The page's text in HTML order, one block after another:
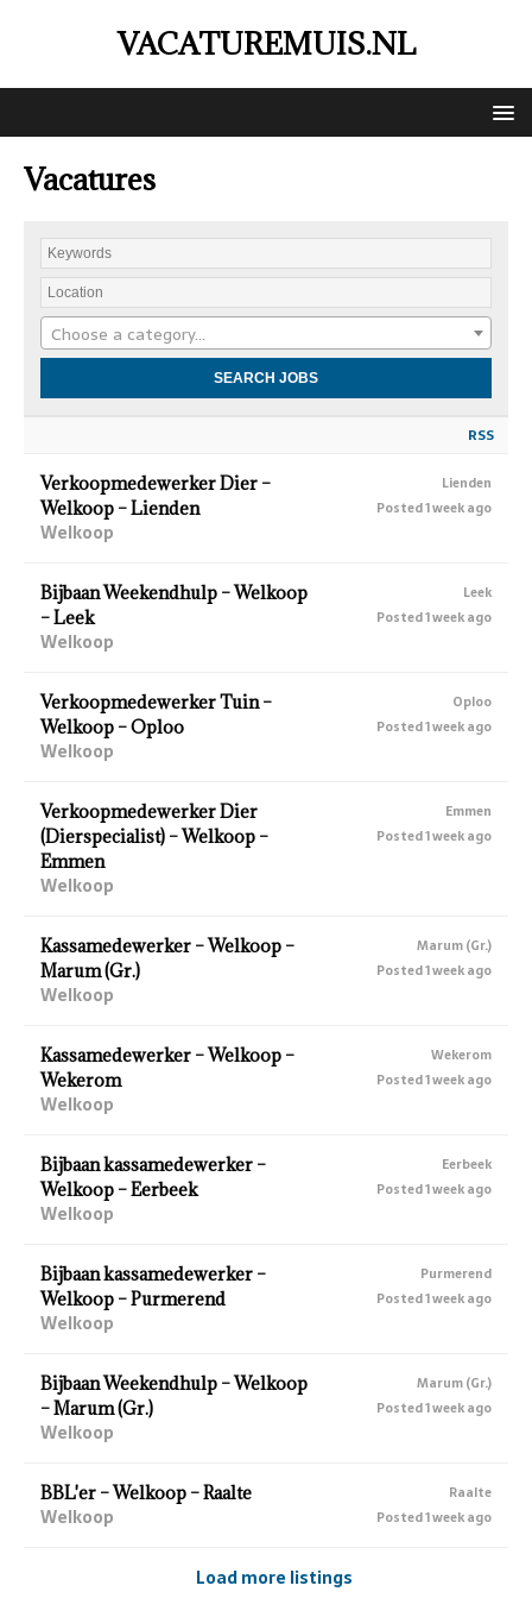
VACATUREMUIS.NL
Vacatures
Choose a category…
RSS
Verkoopmedewerker Dier –
Welkoop – Lienden
Welkoop
Lienden
Posted 1 week ago
Bijbaan Weekendhulp – Welkoop
– Leek
Welkoop
Leek
Posted 1 week ago
Verkoopmedewerker Tuin –
Welkoop – Oploo
Welkoop
Oploo
Posted 1 week ago
Verkoopmedewerker Dier
(Dierspecialist) – Welkoop –
Emmen
Welkoop
Emmen
Posted 1 week ago
Kassamedewerker – Welkoop –
Marum (Gr.)
Welkoop
Marum (Gr.)
Posted 1 week ago
Kassamedewerker – Welkoop –
Wekerom
Welkoop
Wekerom
Posted 1 week ago
Bijbaan kassamedewerker –
Welkoop – Eerbeek
Welkoop
Eerbeek
Posted 1 week ago
Bijbaan kassamedewerker –
Welkoop – Purmerend
Welkoop
Purmerend
Posted 1 week ago
Bijbaan Weekendhulp – Welkoop
– Marum (Gr.)
Welkoop
Marum (Gr.)
Posted 1 week ago
BBL'er – Welkoop – Raalte
Welkoop
Raalte
Posted 1 week ago
Load more listings